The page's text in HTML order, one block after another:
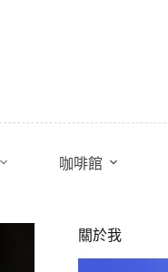
咖啡館
關於我